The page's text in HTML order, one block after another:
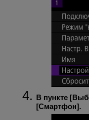
В пункте [
[Смартфон].